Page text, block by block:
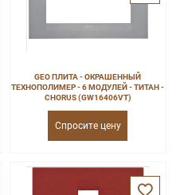
GEO ПЛИТА - ОКРАШЕННЫЙ
ТЕХНОПОЛИМЕР - 6 МОДУЛЕЙ - ТИТАН -
CHORUS (GW16406VT)
Спросите цену